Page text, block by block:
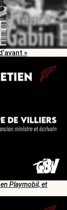
»
Playmobil, et